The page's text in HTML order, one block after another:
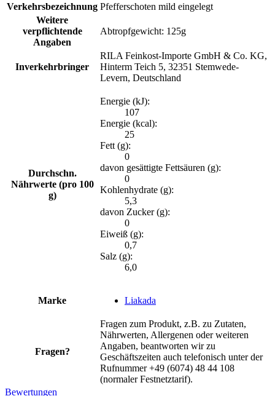
Verkehrsbezeichnung Pfefferschoten mild eingelegt
Weitere
verpflichtende
Angaben
Abtropfgewicht: 125g
Inverkehrbringer
RILA Feinkost-Importe GmbH & Co. KG,
Hinterm Teich 5, 32351 Stemwede-
Levern, Deutschland
Durchschn.
Nährwerte (pro 100
g)
Energie (kJ):
107
Energie (kcal):
25
Fett (g):
0
davon gesättigte Fettsäuren (g):
0
Kohlenhydrate (g):
5,3
davon Zucker (g):
0
Eiweiß (g):
0,7
Salz (g):
6,0
Marke Liakada
Fragen?
Fragen zum Produkt, z.B. zu Zutaten,
Nährwerten, Allergenen oder weiteren
Angaben, beantworten wir zu
Geschäftszeiten auch telefonisch unter der
Rufnummer +49 (6074) 48 44 108
(normaler Festnetztarif).
Bewertungen